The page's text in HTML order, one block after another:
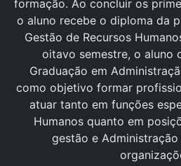
formação. Ao concluir os
o aluno recebe o diploma da
Gestão de Recursos
oitavo semestre, o aluno
Graduação em
como objetivo formar
atuar tanto em funções
Humanos quanto em
gestão e Administração